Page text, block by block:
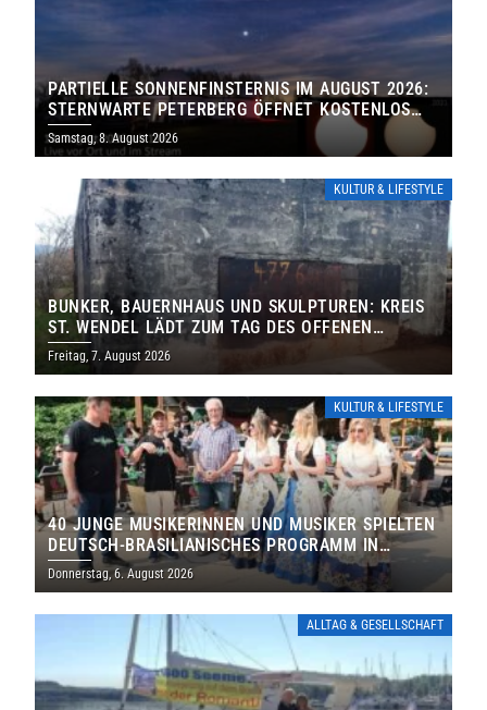
PARTIELLE SONNENFINSTERNIS IM AUGUST 2026:
STERNWARTE PETERBERG ÖFFNET KOSTENLOS
IHRE TORE
Samstag, 8. August 2026
KULTUR & LIFESTYLE
BUNKER, BAUERNHAUS UND SKULPTUREN: KREIS
ST. WENDEL LÄDT ZUM TAG DES OFFENEN
DENKMALS EIN
Freitag, 7. August 2026
KULTUR & LIFESTYLE
40 JUNGE MUSIKERINNEN UND MUSIKER SPIELTEN
DEUTSCH-BRASILIANISCHES PROGRAMM IN
THOLEY
Donnerstag, 6. August 2026
ALLTAG & GESELLSCHAFT